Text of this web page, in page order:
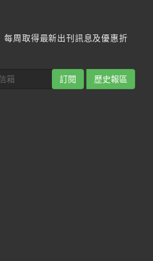
每周取得最新出刊訊息及優惠折
訂閱 歷史報區